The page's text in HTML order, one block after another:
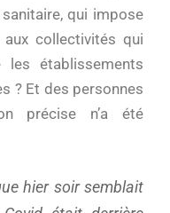
qui impose
collectivités qui
établissements
? Et des personnes
précise n’a été
hier soir semblait